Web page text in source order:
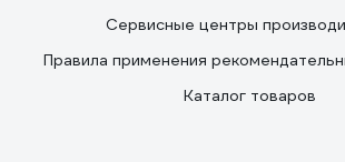
Сервисные центры
Правила применения
Каталог товаров